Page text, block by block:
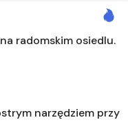
radomskim osiedlu.
narzędziem przy